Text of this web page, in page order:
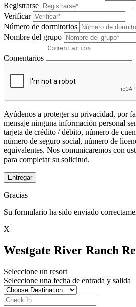
Registrarse
Verificar
Número de dormitorios
Nombre del grupo
Comentarios
Ayúdenos a proteger su privacidad, por
mensaje ninguna información personal
tarjeta de crédito / débito, número de
número de seguro social, número de
equivalentes. Nos comunicaremos con
para completar su solicitud.
Entregar
Gracias
Su formulario ha sido enviado
X
Westgate River Ranch
Seleccione un resort
Seleccione una fecha de entrada y salida